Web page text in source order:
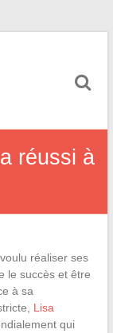
réussi à
réaliser ses
le succès et être
à sa
Lisa
qui